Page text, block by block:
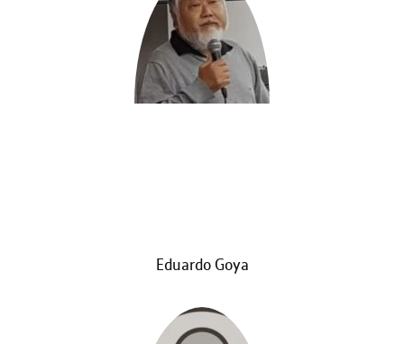
Eduardo Goya